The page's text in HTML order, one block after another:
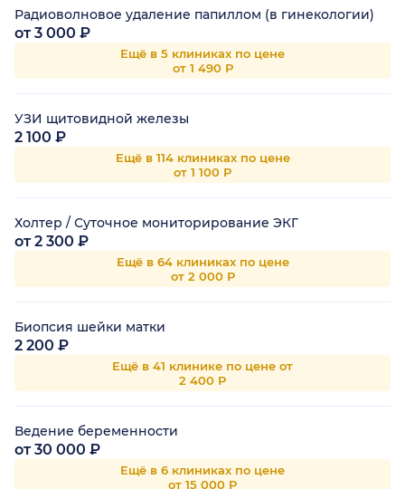
Радиоволновое удаление папиллом (в гинекологии)
от 3 000 ₽
Ещё в 5 клиниках по цене
от 1 490 Р
УЗИ щитовидной железы
2 100 ₽
Ещё в 114 клиниках по цене
от 1 100 Р
Холтер / Суточное мониторирование ЭКГ
от 2 300 ₽
Ещё в 64 клиниках по цене
от 2 000 Р
Биопсия шейки матки
2 200 ₽
Ещё в 41 клинике по цене от
2 400 Р
Ведение беременности
от 30 000 ₽
Ещё в 6 клиниках по цене
от 15 000 Р